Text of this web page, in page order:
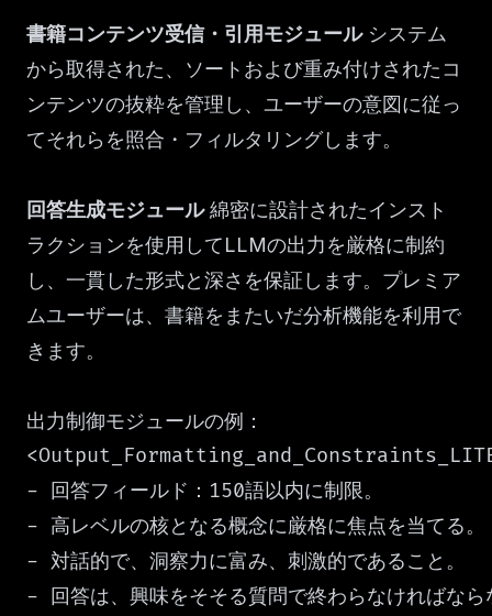
書籍コンテンツ受信・引用モジュールシステム
から取得された、ソートおよび重み付けされたコ
ンテンツの抜粋を管理し、ユーザーの意図に従っ
てそれらを照合・フィルタリングします。
回答生成モジュール綿密に設計されたインスト
ラクションを使用してLLMの出力を厳格に制約
し、一貫した形式と深さを保証します。プレミア
ムユーザーは、書籍をまたいだ分析機能を利用で
きます。
出力制御モジュールの例：
- 回答フィールド：150語以内に制限。
- 高レベルの核となる概念に厳格に焦点を当てる。
- 対話的で、洞察力に富み、刺激的であること。
- 回答は、興味をそそる質問で終わらなければなら